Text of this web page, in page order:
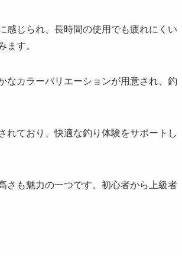
感じられ、長時間の使用でも疲れにくい
ます。
なカラーバリエーションが用意され、釣
れており、快適な釣り体験をサポートし
さも魅力の一つです。初心者から上級者